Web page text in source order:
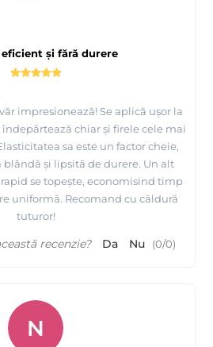
eficient și fără durere
impresionează! Se aplică ușor la
chiar și firele cele mai
sa este un factor cheie,
și lipsită de durere. Un alt
se topește, economisind timp
uniformă. Recomand cu căldură
tuturor!
recenzie? Da Nu (0/0)
N